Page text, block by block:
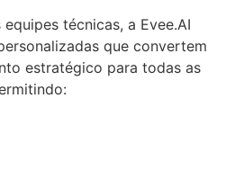
técnicas, a Evee.AI
que convertem
estratégico para todas as